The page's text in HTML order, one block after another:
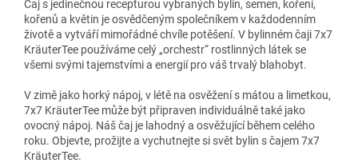
Čaj s jedinečnou recepturou vybraných bylin, semen, koření,
kořenů a květin je osvědčeným společníkem v každodenním
životě a vytváří mimořádné chvíle potěšení. V bylinném čaji 7x7
KräuterTee používáme celý „orchestr“ rostlinných látek se
všemi svými tajemstvími a energií pro váš trvalý blahobyt.
V zimě jako horký nápoj, v létě na osvěžení s mátou a limetkou,
7x7 KräuterTee může být připraven individuálně také jako
ovocný nápoj. Náš čaj je lahodný a osvěžující během celého
roku. Objevte, prožijte a vychutnejte si svět bylin s čajem 7x7
KräuterTee.